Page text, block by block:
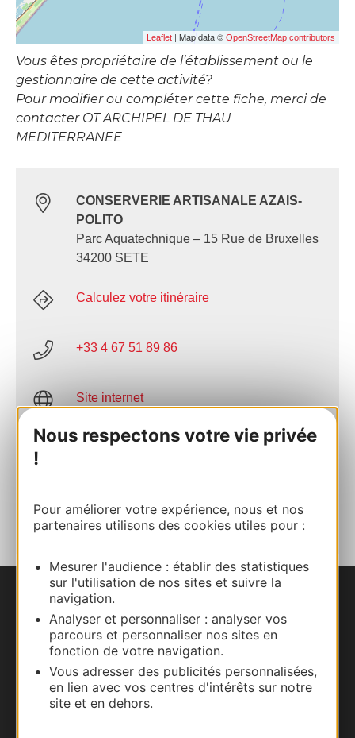
Nous respectons votre vie privée
!
Pour améliorer votre expérience, nous et nos
partenaires utilisons des cookies utiles pour :
Mesurer l'audience : établir des statistiques
sur l'utilisation de nos sites et suivre la
navigation.
Analyser et personnaliser : analyser vos
parcours et personnaliser nos sites en
fonction de votre navigation.
Vous adresser des publicités personnalisées,
en lien avec vos centres d'intérêts sur notre
site et en dehors.
Leaflet | Map data © OpenStreetMap contributors
Vous êtes propriétaire de l’établissement ou le
gestionnaire de cette activité?
Pour modifier ou compléter cette fiche, merci de
contacter OT ARCHIPEL DE THAU
MEDITERRANEE
CONSERVERIE ARTISANALE AZAIS-
POLITO
Parc Aquatechnique – 15 Rue de Bruxelles
34200 SETE
Calculez votre itinéraire
+33 4 67 51 89 86
Site internet
Facebook
AU CARNET
Nous contacter
Carte interactive
Documentation